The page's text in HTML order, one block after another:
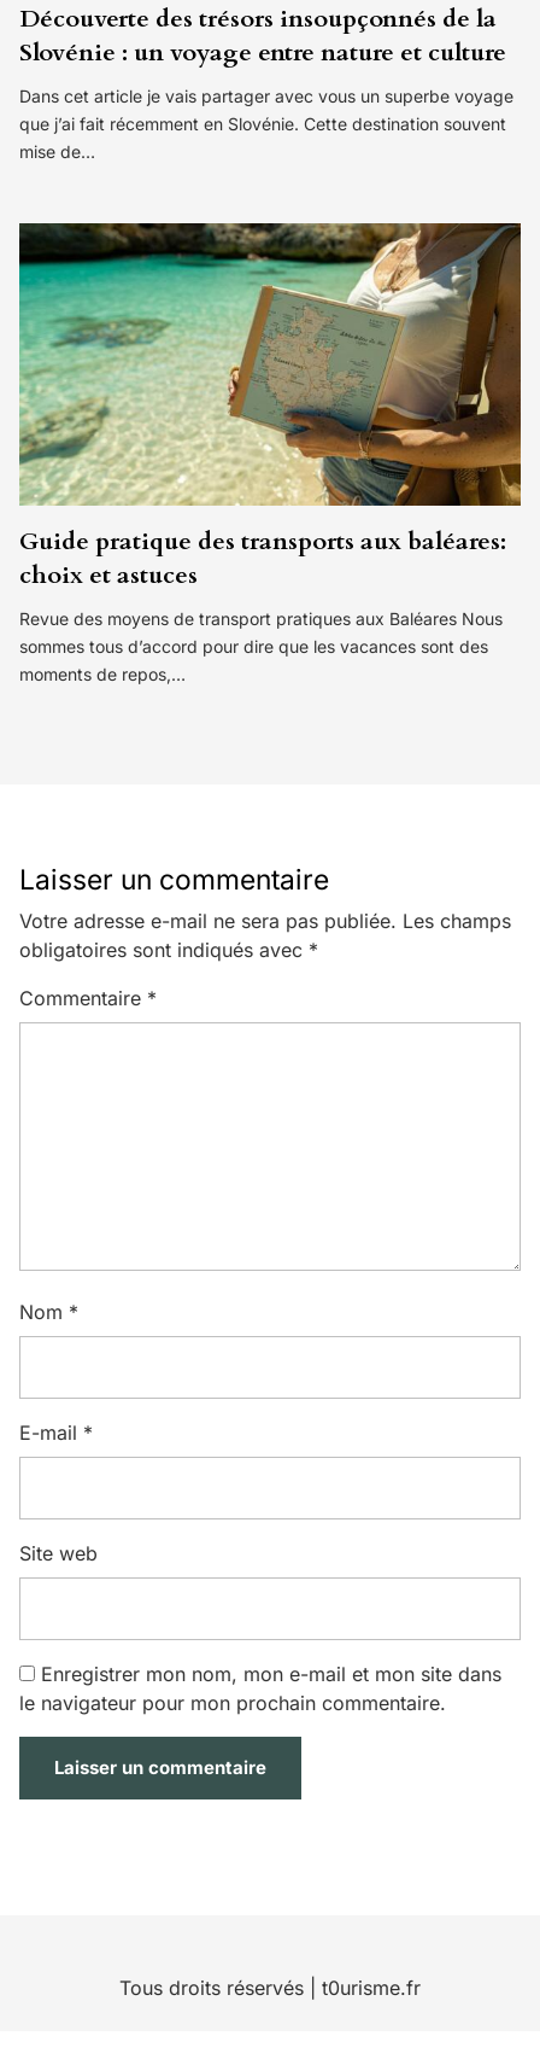
Découverte des trésors insoupçonnés de la
Slovénie : un voyage entre nature et culture
Dans cet article je vais partager avec vous un superbe voyage
que j’ai fait récemment en Slovénie. Cette destination souvent
mise de…
Guide pratique des transports aux baléares:
choix et astuces
Revue des moyens de transport pratiques aux Baléares Nous
sommes tous d’accord pour dire que les vacances sont des
moments de repos,…
Laisser un commentaire
Votre adresse e-mail ne sera pas publiée. Les champs
obligatoires sont indiqués avec *
Commentaire *
Nom *
E-mail *
Site web
Enregistrer mon nom, mon e-mail et mon site dans
le navigateur pour mon prochain commentaire.
Tous droits réservés | t0urisme.fr